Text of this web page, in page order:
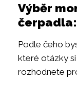
Výběr
Podle čeho
které otázky
rozhodnete